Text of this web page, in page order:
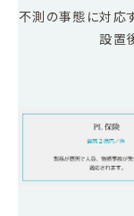
不測の事態に対応
設置